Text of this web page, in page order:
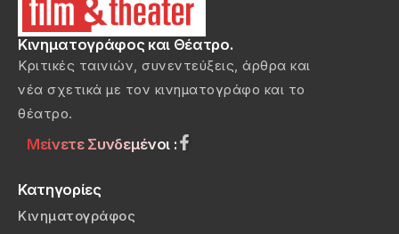
Κινηματογράφος και Θέατρο.
Κριτικές ταινιών, συνεντεύξεις, άρθρα και
νέα σχετικά με τον κινηματογράφο και το
θέατρο.
Μείνετε Συνδεμένοι :
Κατηγορίες
Κινηματογράφος